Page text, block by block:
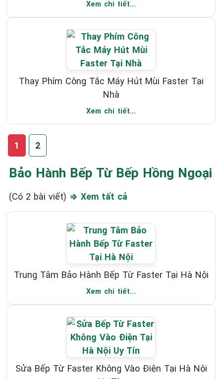
Xem chi tiết...
Thay Phím Công Tắc Máy Hút Mùi Faster Tại
Nhà
Xem chi tiết...
1 2
Bảo Hành Bếp Từ Bếp Hồng Ngoại
(Có 2 bài viết) ⇒ Xem tất cả
Trung Tâm Bảo Hành Bếp Từ Faster Tại Hà Nội
Xem chi tiết...
Sửa Bếp Từ Faster Không Vào Điện Tại Hà Nội